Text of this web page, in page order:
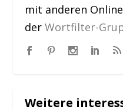
mit anderen
derWortfilter-
Weitere